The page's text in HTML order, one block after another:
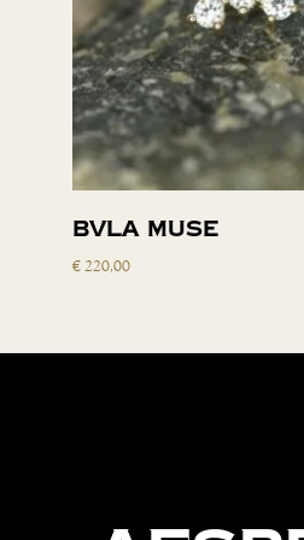
BVLA Muse
€220,00